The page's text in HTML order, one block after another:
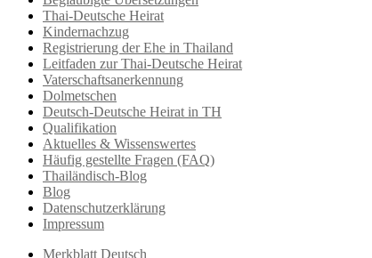
Thai-Deutsche Heirat
Kindernachzug
Registrierung der Ehe in Thailand
Leitfaden zur Thai-Deutsche Heirat
Vaterschaftsanerkennung
Dolmetschen
Deutsch-Deutsche Heirat in TH
Qualifikation
Aktuelles & Wissenswertes
Häufig gestellte Fragen (FAQ)
Thailändisch-Blog
Blog
Datenschutzerklärung
Impressum
Merkblatt Deutsch